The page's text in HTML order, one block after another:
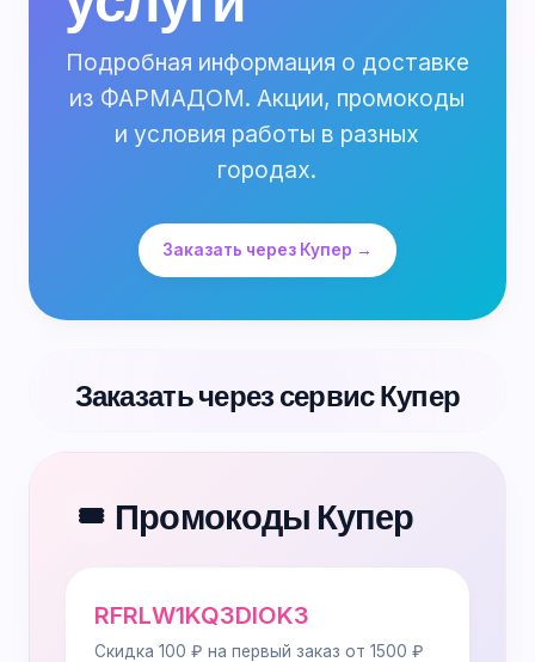
Подробная информация о доставке
из ФАРМАДОМ. Акции, промокоды
и условия работы в разных
городах.
Заказать через Купер →
Заказать через сервис Купер
🎟️ Промокоды Купер
RFRLW1KQ3DIOK3
Скидка 100 ₽ на первый заказ от 1500 ₽